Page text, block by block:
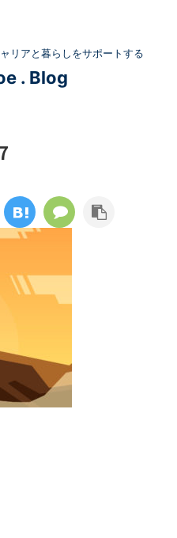
リアと暮らしをサポートする
. Blog